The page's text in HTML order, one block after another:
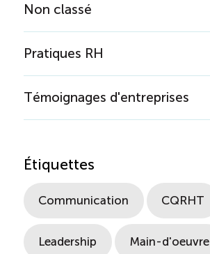
Non classé
Pratiques RH
Témoignages d'entreprises
Étiquettes
Communication CQRHT
Leadership Main-d'oeuvre